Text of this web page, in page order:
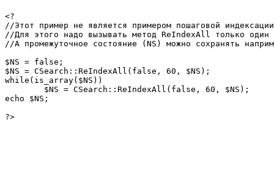
<?
//Этот пример не является примером пошаговой
//Для этого надо вызывать метод ReIndexAll только один
//А промежуточное состояние (NS) можно сохранять
$NS = false;
$NS = CSearch::ReIndexAll(false, 60, $NS);
while(is_array($NS))
	$NS = CSearch::ReIndexAll(false, 60, $NS);
echo $NS;
?>